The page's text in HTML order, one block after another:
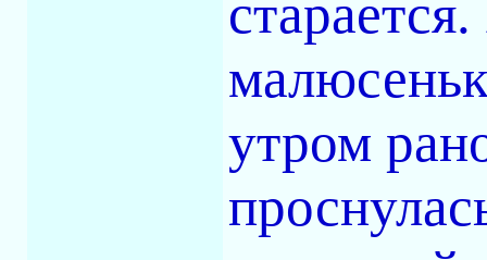
утром